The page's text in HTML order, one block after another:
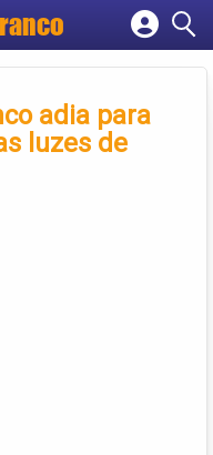
empresa
adia para
luzes de